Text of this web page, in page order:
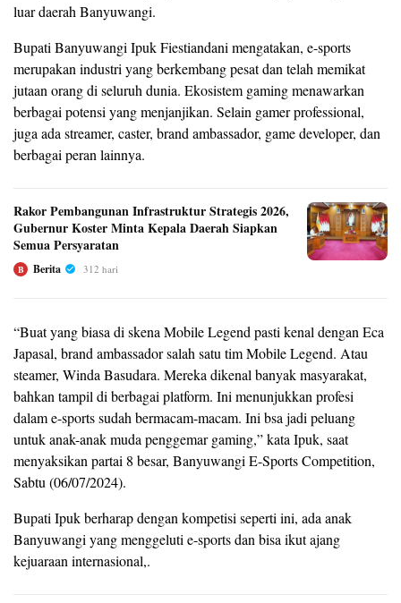
luar daerah Banyuwangi.
Bupati Banyuwangi Ipuk Fiestiandani mengatakan, e-sports
merupakan industri yang berkembang pesat dan telah memikat
jutaan orang di seluruh dunia. Ekosistem gaming menawarkan
berbagai potensi yang menjanjikan. Selain gamer professional,
juga ada streamer, caster, brand ambassador, game developer, dan
berbagai peran lainnya.
Rakor Pembangunan Infrastruktur Strategis 2026,
Gubernur Koster Minta Kepala Daerah Siapkan
Semua Persyaratan
B Berita 312 hari
“Buat yang biasa di skena Mobile Legend pasti kenal dengan Eca
Japasal, brand ambassador salah satu tim Mobile Legend. Atau
steamer, Winda Basudara. Mereka dikenal banyak masyarakat,
bahkan tampil di berbagai platform. Ini menunjukkan profesi
dalam e-sports sudah bermacam-macam. Ini bsa jadi peluang
untuk anak-anak muda penggemar gaming,” kata Ipuk, saat
menyaksikan partai 8 besar, Banyuwangi E-Sports Competition,
Sabtu (06/07/2024).
Bupati Ipuk berharap dengan kompetisi seperti ini, ada anak
Banyuwangi yang menggeluti e-sports dan bisa ikut ajang
kejuaraan internasional,.